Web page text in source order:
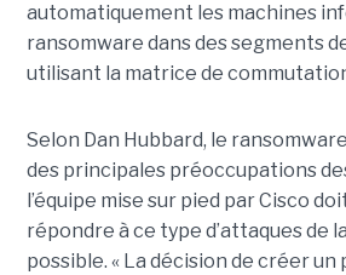
automatiquement les machines
ransomware dans des segments
utilisant la matrice de
Selon Dan Hubbard, le
des principales préoccupations
l’équipe mise sur pied par Cisco
répondre à ce type d’attaques de
possible. « La décision de créer